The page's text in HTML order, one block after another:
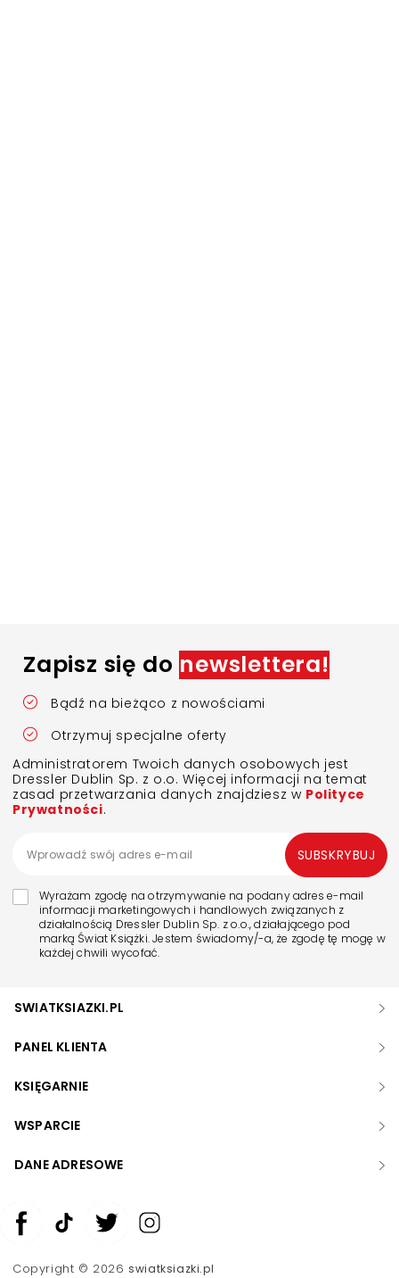
Zapisz się do newslettera!
Bądź na bieżąco z nowościami
Otrzymuj specjalne oferty
Administratorem Twoich danych osobowych jest
Dressler Dublin Sp. z o.o. Więcej informacji na temat
zasad przetwarzania danych znajdziesz w Polityce
Prywatności.
Wyrażam zgodę na otrzymywanie na podany adres e-mail
informacji marketingowych i handlowych związanych z
działalnością Dressler Dublin Sp. z o.o., działającego pod
marką Świat Książki. Jestem świadomy/-a, że zgodę tę mogę w
każdej chwili wycofać.
SUBSKRYBUJ
SWIATKSIAZKI.PL
PANEL KLIENTA
KSIĘGARNIE
WSPARCIE
DANE ADRESOWE
Copyright © 2026swiatksiazki.pl
Zwiększ rozmiar czcionki